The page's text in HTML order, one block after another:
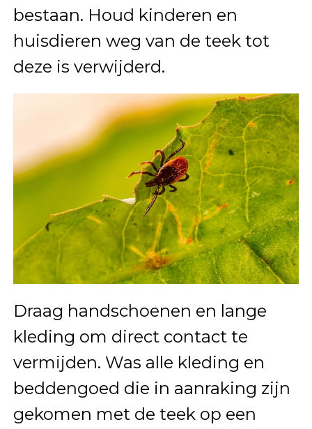
bestaan. Houd kinderen en
huisdieren weg van de teek tot
deze is verwijderd.
Draag handschoenen en lange
kleding om direct contact te
vermijden. Was alle kleding en
beddengoed die in aanraking zijn
gekomen met de teek op een